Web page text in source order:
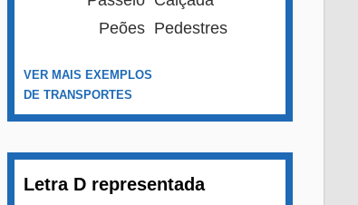
Peões Pedestres
VER MAIS EXEMPLOS
DE TRANSPORTES
Letra D representada